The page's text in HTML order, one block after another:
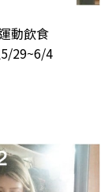
動飲食
29~6/4